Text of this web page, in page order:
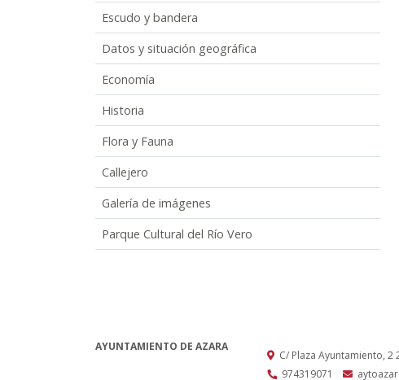
Escudo y bandera
Datos y situación geográfica
Economía
Historia
Flora y Fauna
Callejero
Galería de imágenes
Parque Cultural del Río Vero
AYUNTAMIENTO DE AZARA
C/ Plaza Ayuntamiento, 2
974319071